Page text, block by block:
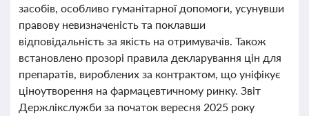
засобів, особливо гуманітарної допомоги, усунувши
правову невизначеність та поклавши
відповідальність за якість на отримувачів. Також
встановлено прозорі правила декларування цін для
препаратів, вироблених за контрактом, що уніфікує
ціноутворення на фармацевтичному ринку. Звіт
Держлікслужби за початок вересня 2025 року